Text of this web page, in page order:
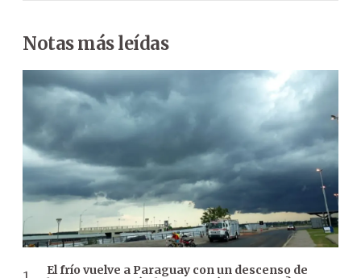
Notas más leídas
El frío vuelve a Paraguay con un descenso de